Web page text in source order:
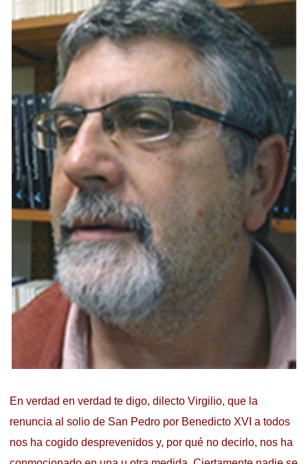
En verdad en verdad te digo, dilecto Virgilio, que la
renuncia al solio de San Pedro por Benedicto XVI a todos
nos ha cogido desprevenidos y, por qué no decirlo, nos ha